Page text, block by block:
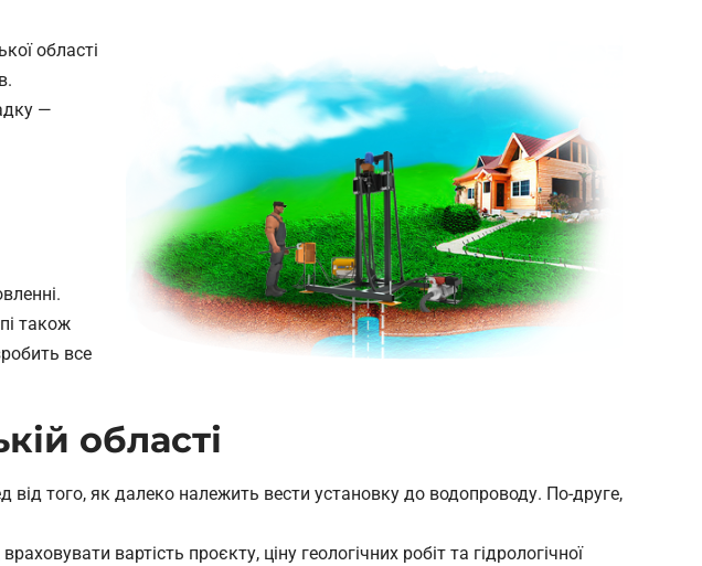
області
—
також
все
області
від того, як далеко належить вести установку до водопроводу. По-друге,
вартість проєкту, ціну геологічних робіт та гідрологічної